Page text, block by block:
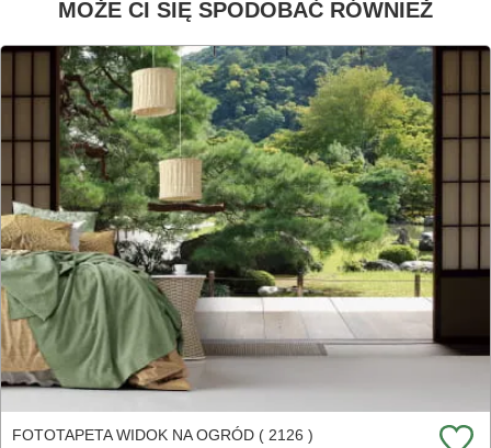
MOŻE CI SIĘ SPODOBAĆ RÓWNIEŻ
FOTOTAPETA WIDOK NA OGRÓD ( 2126 )